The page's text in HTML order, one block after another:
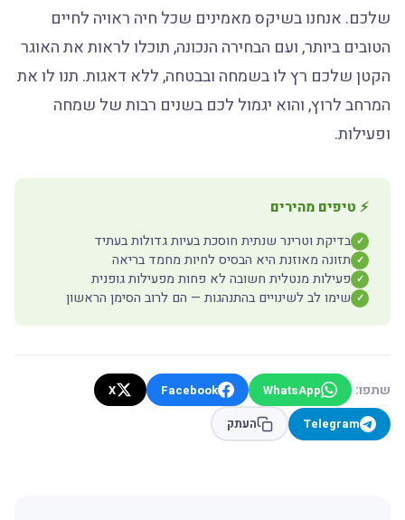
שלכם. אנחנו בשיקס מאמינים שכל חיה ראויה לחיים
הטובים ביותר, ועם הבחירה הנכונה, תוכלו לראות את האוגר
הקטן שלכם רץ לו בשמחה ובבטחה, ללא דאגות. תנו לו את
המרחב לרוץ, והוא יגמול לכם בשנים רבות של שמחה
ופעילות.
⚡ טיפים מהירים
✓ בדיקת וטרינר שנתית חוסכת בעיות גדולות בעתיד
✓ תזונה מאוזנת היא הבסיס לחיות מחמד בריאה
✓ פעילות מנטלית חשובה לא פחות מפעילות גופנית
✓ שימו לב לשינויים בהתנהגות — הם לרוב הסימן הראשון
שתפו: WhatsApp
Facebook
X
Telegram
העתק